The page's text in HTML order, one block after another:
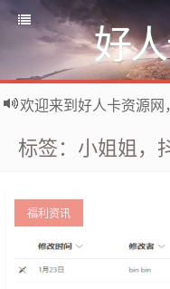
好
标签：小姐姐，
福利资讯